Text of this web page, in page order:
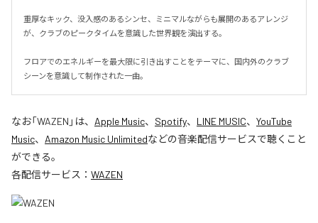
重厚なキック、没入感のあるシンセ、ミニマルながらも展開のあるアレンジ
が、クラブのピークタイムを意識した世界観を演出する。
フロアでのエネルギーを最大限に引き出すことをテーマに、国内外のクラブ
シーンを意識して制作された一曲。
なお「WAZEN 」は、 Apple Music、 Spotify、 LINE MUSIC、 YouTube
Music、 Amazon Music Unlimitedなどの音楽配信サービスで聴くこと
ができる。
各配信サービス： WAZEN